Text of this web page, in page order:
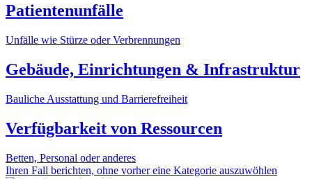
Patientenunfälle
Unfälle wie Stürze oder Verbrennungen
Gebäude, Einrichtungen & Infrastruktur
Bauliche Ausstattung und Barrierefreiheit
Verfügbarkeit von Ressourcen
Betten, Personal oder anderes
Ihren Fall berichten, ohne vorher eine Kategorie auszuwöhlen